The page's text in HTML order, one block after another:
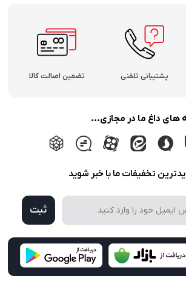
پشتیبانی تلفنی تضمین اصالت کالا
های داغ ما در مجازی...
تخفیفات ما با خبر شوید
ثبت